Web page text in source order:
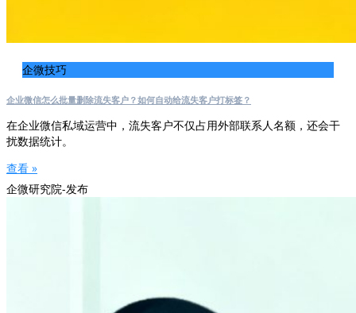
企微技巧
企业微信怎么批量删除流失客户？如何自动给流失客户打标签？
在企业微信私域运营中，流失客户不仅占用外部联系人名额，还会干
扰数据统计。
查看 »
企微研究院-发布